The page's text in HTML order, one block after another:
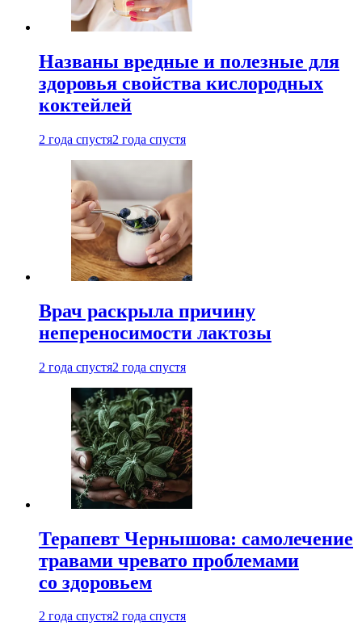
Названы вредные и полезные для
здоровья свойства кислородных
коктейлей
2 года спустя2 года спустя
Врач раскрыла причину
непереносимости лактозы
2 года спустя2 года спустя
Терапевт Чернышова: самолечение
травами чревато проблемами
со здоровьем
2 года спустя2 года спустя